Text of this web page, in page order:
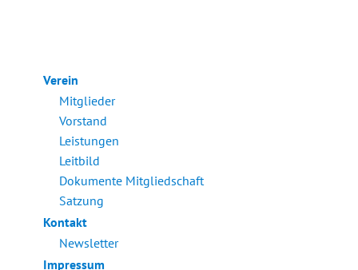
Verein
Mitglieder
Vorstand
Leistungen
Leitbild
Dokumente Mitgliedschaft
Satzung
Kontakt
Newsletter
Impressum